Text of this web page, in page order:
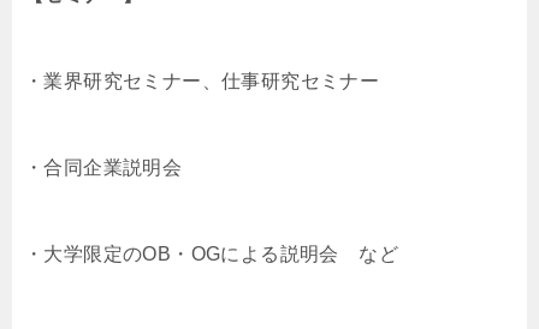
・業界研究セミナー、仕事研究セミナー
・合同企業説明会
・大学限定のOB・OGによる説明会 など